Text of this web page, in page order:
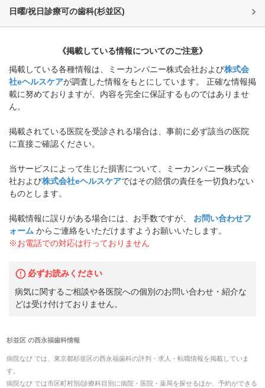
日曜/祝日診療可の歯科(杉並区)
《掲載している情報についてのご注意》
掲載している各種情報は、ミーカンパニー株式会社および株式会
社eヘルスケアが調査した情報をもとにしています。 正確な情報掲
載に努めておりますが、内容を完全に保証するものではありませ
ん。
掲載されている医院を受診される場合は、事前に必ず該当の医院
に直接ご確認ください。
当サービスによって生じた損害について、ミーカンパニー株式会
社および株式会社eヘルスケアではその賠償の責任を一切負わない
ものとします。
掲載情報に誤りがある場合には、お手数ですが、
お問い合わせフ
ォーム からご連絡をいただけますようお願いいたします。
※お電話での対応は行っておりません
必ずお読みください
病気に関するご相談や各医院への個別のお問い合わせ・紹介な
どは受け付けておりません。
杉並区の西永福歯科情報
病院なび では、 東京都杉並区の西永福歯科の評判・求人・転職情報を掲載していま
す。
病院なび では市区町村別/診療科目別に病院・医院・薬局を探せるほか、予約ができる